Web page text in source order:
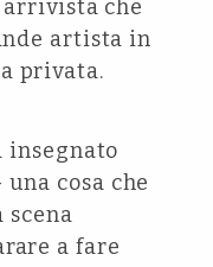
arrivista che
artista in
privata.
insegnato
cosa che
scena
a fare